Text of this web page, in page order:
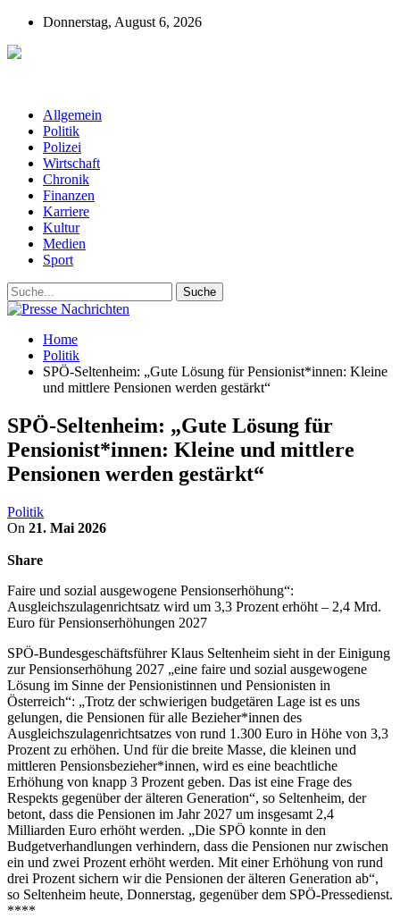
Donnerstag, August 6, 2026
Allgemein
Politik
Polizei
Wirtschaft
Chronik
Finanzen
Karriere
Kultur
Medien
Sport
Home
Politik
SPÖ-Seltenheim: „Gute Lösung für Pensionist*innen: Kleine
und mittlere Pensionen werden gestärkt“
SPÖ-Seltenheim: „Gute Lösung für
Pensionist*innen: Kleine und mittlere
Pensionen werden gestärkt“
Politik
On 21. Mai 2026
Share
Faire und sozial ausgewogene Pensionserhöhung“:
Ausgleichszulagenrichtsatz wird um 3,3 Prozent erhöht – 2,4 Mrd.
Euro für Pensionserhöhungen 2027
SPÖ-Bundesgeschäftsführer Klaus Seltenheim sieht in der Einigung
zur Pensionserhöhung 2027 „eine faire und sozial ausgewogene
Lösung im Sinne der Pensionistinnen und Pensionisten in
Österreich“: „Trotz der schwierigen budgetären Lage ist es uns
gelungen, die Pensionen für alle Bezieher*innen des
Ausgleichszulagenrichtsatzes von rund 1.300 Euro in Höhe von 3,3
Prozent zu erhöhen. Und für die breite Masse, die kleinen und
mittleren Pensionsbezieher*innen, wird es eine beachtliche
Erhöhung von knapp 3 Prozent geben. Das ist eine Frage des
Respekts gegenüber der älteren Generation“, so Seltenheim, der
betont, dass die Pensionen im Jahr 2027 um insgesamt 2,4
Milliarden Euro erhöht werden. „Die SPÖ konnte in den
Budgetverhandlungen verhindern, dass die Pensionen nur zwischen
ein und zwei Prozent erhöht werden. Mit einer Erhöhung von rund
drei Prozent sichern wir die Pensionen der älteren Generation ab“,
so Seltenheim heute, Donnerstag, gegenüber dem SPÖ-Pressedienst.
****